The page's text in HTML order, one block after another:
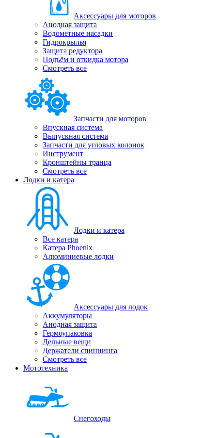
Аксессуары для моторов
Анодная защита
Водометные насадки
Гидрокрылья
Защита редуктора
Подъём и откидка мотора
Смотреть все
Запчасти для моторов
Впускная система
Выпускная система
Запчасти для угловых колонок
Инструмент
Кронштейны транца
Смотреть все
Лодки и катера
Лодки и катера
Все катера
Катера Phoenix
Алюминиевые лодки
Аксессуары для лодок
Аккумуляторы
Анодная защита
Гермоупаковка
Дельные вещи
Держатели спиннинга
Смотреть все
Мототехника
Снегоходы